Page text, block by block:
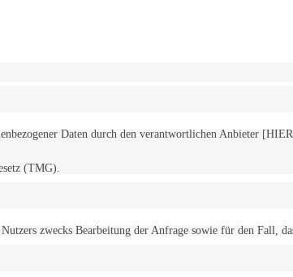
Daten durch den verantwortlichen Anbieter
(TMG).
zwecks Bearbeitung der Anfrage sowie für den Fall,